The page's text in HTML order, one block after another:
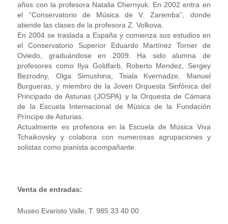
años con la profesora Natalia Chernyuk. En 2002 entra en
el “Conservatorio de Música de V. Zaremba”, donde
atiende las clases de la profesora Z. Volkova.
En 2004 se traslada a España y comienza sus estudios en
el Conservatorio Superior Eduardo Martínez Torner de
Oviedo, graduándose en 2009. Ha sido alumna de
profesores como Ilya Goldfarb, Roberto Mendez, Sergey
Bezrodny, Olga Simushina, Tsiala Kvernadze, Manuel
Burgueras, y miembro de la Joven Orquesta Sinfónica del
Principado de Asturias (JOSPA) y la Orquesta de Cámara
de la Escuela Internacional de Música de la Fundación
Príncipe de Asturias.
Actualmente es profesora en la Escuela de Música Viva
Tchaikovsky y colabora con numerosas agrupaciones y
solistas como pianista acompañante.
Venta de entradas:
Museo Evaristo Valle, T. 985 33 40 00